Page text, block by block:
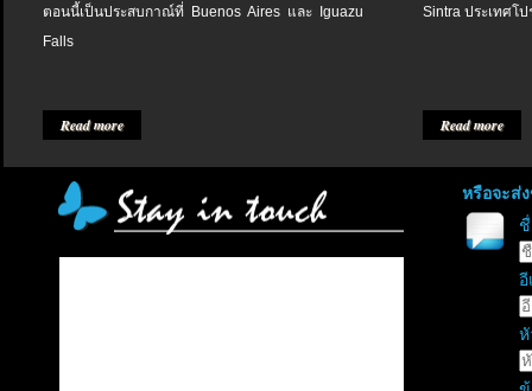
ตอนนี้เป็นประสบกาณ์ที่ Buenos Aires และ Iguazu
Falls
Read more
Sintra ประเทศโป
Read more
หรือจะส่
อี
หั